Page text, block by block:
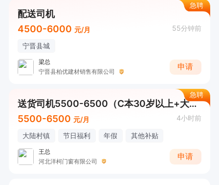
急聘
配送司机
4500-6000 元/月 55分钟前
宁晋县城
梁总
宁晋县柏优建材销售有限公司
申请
急聘
送货司机5500-6500（C本30岁以上+大陆村附近优先）
5500-6500 元/月 4小时前
大陆村镇 节日福利 年假 其他补贴
王总
河北洋柯门窗有限公司
申请